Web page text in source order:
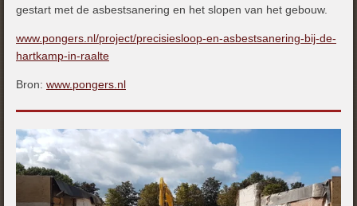
gestart met de asbestsanering en het slopen van het gebouw.
www.pongers.nl/project/precisiesloop-en-asbestsanering-bij-de-
hartkamp-in-raalte
Bron: www.pongers.nl